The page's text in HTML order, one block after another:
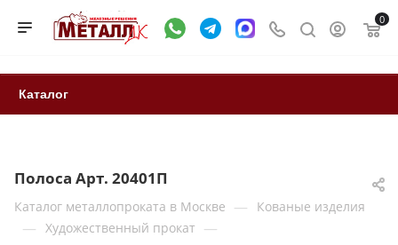
0
Каталог
Полоса Арт. 20401П
Каталог металлопроката в Москве — Кованые изделия
— Художественный прокат —